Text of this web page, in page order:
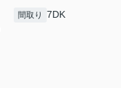
間取り 7DK